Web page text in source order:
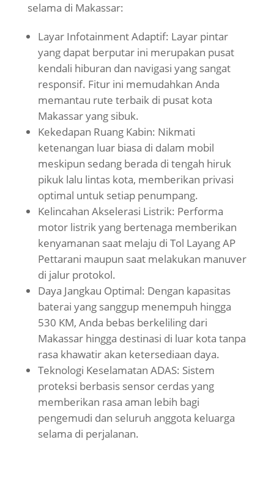
selama di Makassar:
Layar Infotainment Adaptif: Layar pintar
yang dapat berputar ini merupakan pusat
kendali hiburan dan navigasi yang sangat
responsif. Fitur ini memudahkan Anda
memantau rute terbaik di pusat kota
Makassar yang sibuk.
Kekedapan Ruang Kabin: Nikmati
ketenangan luar biasa di dalam mobil
meskipun sedang berada di tengah hiruk
pikuk lalu lintas kota, memberikan privasi
optimal untuk setiap penumpang.
Kelincahan Akselerasi Listrik: Performa
motor listrik yang bertenaga memberikan
kenyamanan saat melaju di Tol Layang AP
Pettarani maupun saat melakukan manuver
di jalur protokol.
Daya Jangkau Optimal: Dengan kapasitas
baterai yang sanggup menempuh hingga
530 KM, Anda bebas berkeliling dari
Makassar hingga destinasi di luar kota tanpa
rasa khawatir akan ketersediaan daya.
Teknologi Keselamatan ADAS: Sistem
proteksi berbasis sensor cerdas yang
memberikan rasa aman lebih bagi
pengemudi dan seluruh anggota keluarga
selama di perjalanan.